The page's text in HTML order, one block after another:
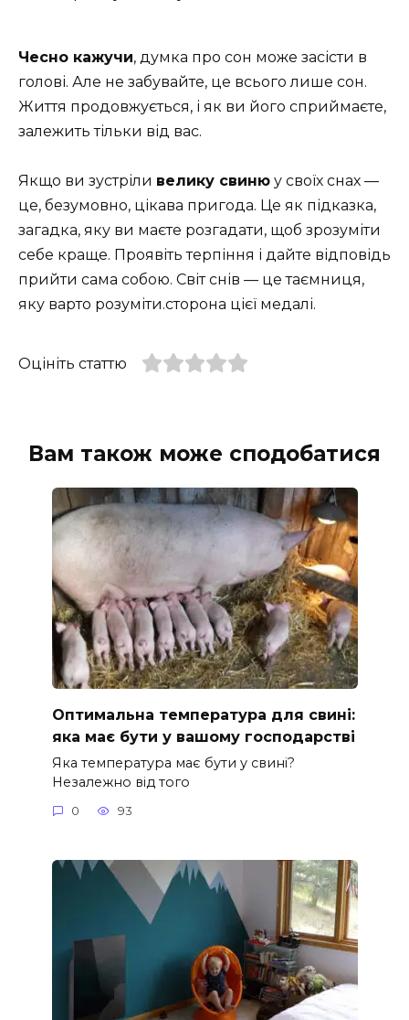
Чесно кажучи, думка про сон може засісти в
голові. Але не забувайте, це всього лише сон.
Життя продовжується, і як ви його сприймаєте,
залежить тільки від вас.
Якщо ви зустріли велику свиню у своїх снах —
це, безумовно, цікава пригода. Це як підказка,
загадка, яку ви маєте розгадати, щоб зрозуміти
себе краще. Проявіть терпіння і дайте відповідь
прийти сама собою. Світ снів — це таємниця,
яку варто розуміти.сторона цієї медалі.
Оцініть статтю
Вам також може сподобатися
Оптимальна температура для свині:
яка має бути у вашому господарстві
Яка температура має бути у свині?
Незалежно від того
0 93